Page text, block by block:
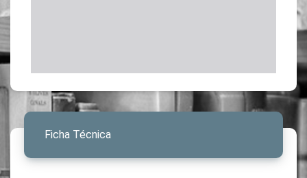
Ficha Técnica